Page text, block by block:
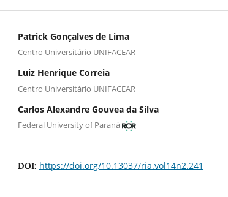
Patrick Gonçalves de Lima
Centro Universitário UNIFACEAR
Luiz Henrique Correia
Centro Universitário UNIFACEAR
Carlos Alexandre Gouvea da Silva
Federal University of Paraná
DOI: https://doi.org/10.13037/ria.vol14n2.241